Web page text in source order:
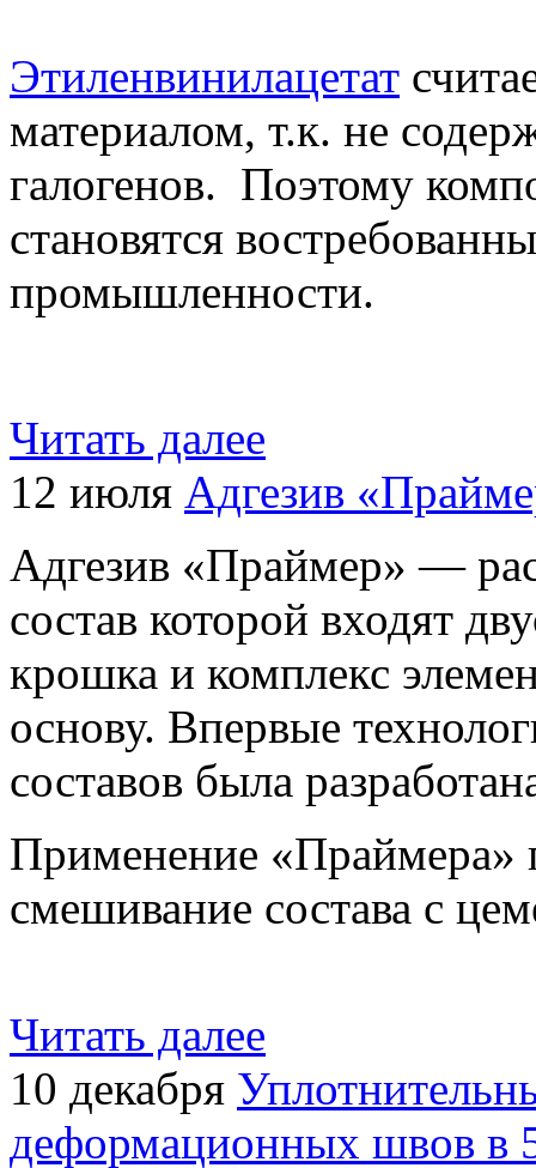
Этиленвинилацетат
материалом, т.к. не
галогенов. Поэтому
становятся
промышленности.
Читать далее
12 июля Адгезив
Адгезив «Праймер» —
состав которой входят
крошка и комплекс
основу. Впервые
составов была
Применение «Праймера»
смешивание состава с
Читать далее
10 декабря
деформационных швов в